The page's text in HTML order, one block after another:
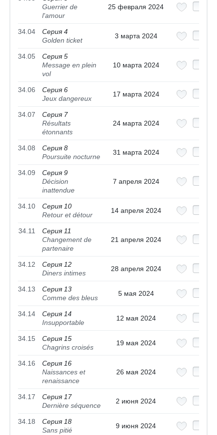
Guerrier de
l'amour
25 февраля 2024
34.04
Серия 4
Golden ticket
3 марта 2024
34.05
Серия 5
Message en plein
vol
10 марта 2024
34.06
Серия 6
Jeux dangereux
17 марта 2024
34.07
Серия 7
Résultats
étonnants
24 марта 2024
34.08
Серия 8
Poursuite nocturne
31 марта 2024
34.09
Серия 9
Décision
inattendue
7 апреля 2024
34.10
Серия 10
Retour et détour
14 апреля 2024
34.11
Серия 11
Changement de
partenaire
21 апреля 2024
34.12
Серия 12
Diners intimes
28 апреля 2024
34.13
Серия 13
Comme des bleus
5 мая 2024
34.14
Серия 14
Insupportable
12 мая 2024
34.15
Серия 15
Chagrins croisés
19 мая 2024
34.16
Серия 16
Naissances et
renaissance
26 мая 2024
34.17
Серия 17
Dernière séquence
2 июня 2024
34.18
Серия 18
Sans pitié
9 июня 2024